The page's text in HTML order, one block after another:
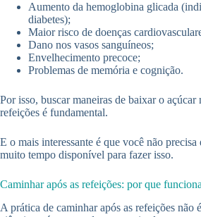
Aumento da hemoglobina glicada
diabetes);
Maior risco de doenças
Dano nos vasos sanguíneos;
Envelhecimento precoce;
Problemas de memória e cognição.
Por isso, buscar maneiras de baixar o açúcar
refeições é fundamental.
E o mais interessante é que você não
muito tempo disponível para fazer isso.
Caminhar após as refeições: por que
A prática de caminhar após as refeições não